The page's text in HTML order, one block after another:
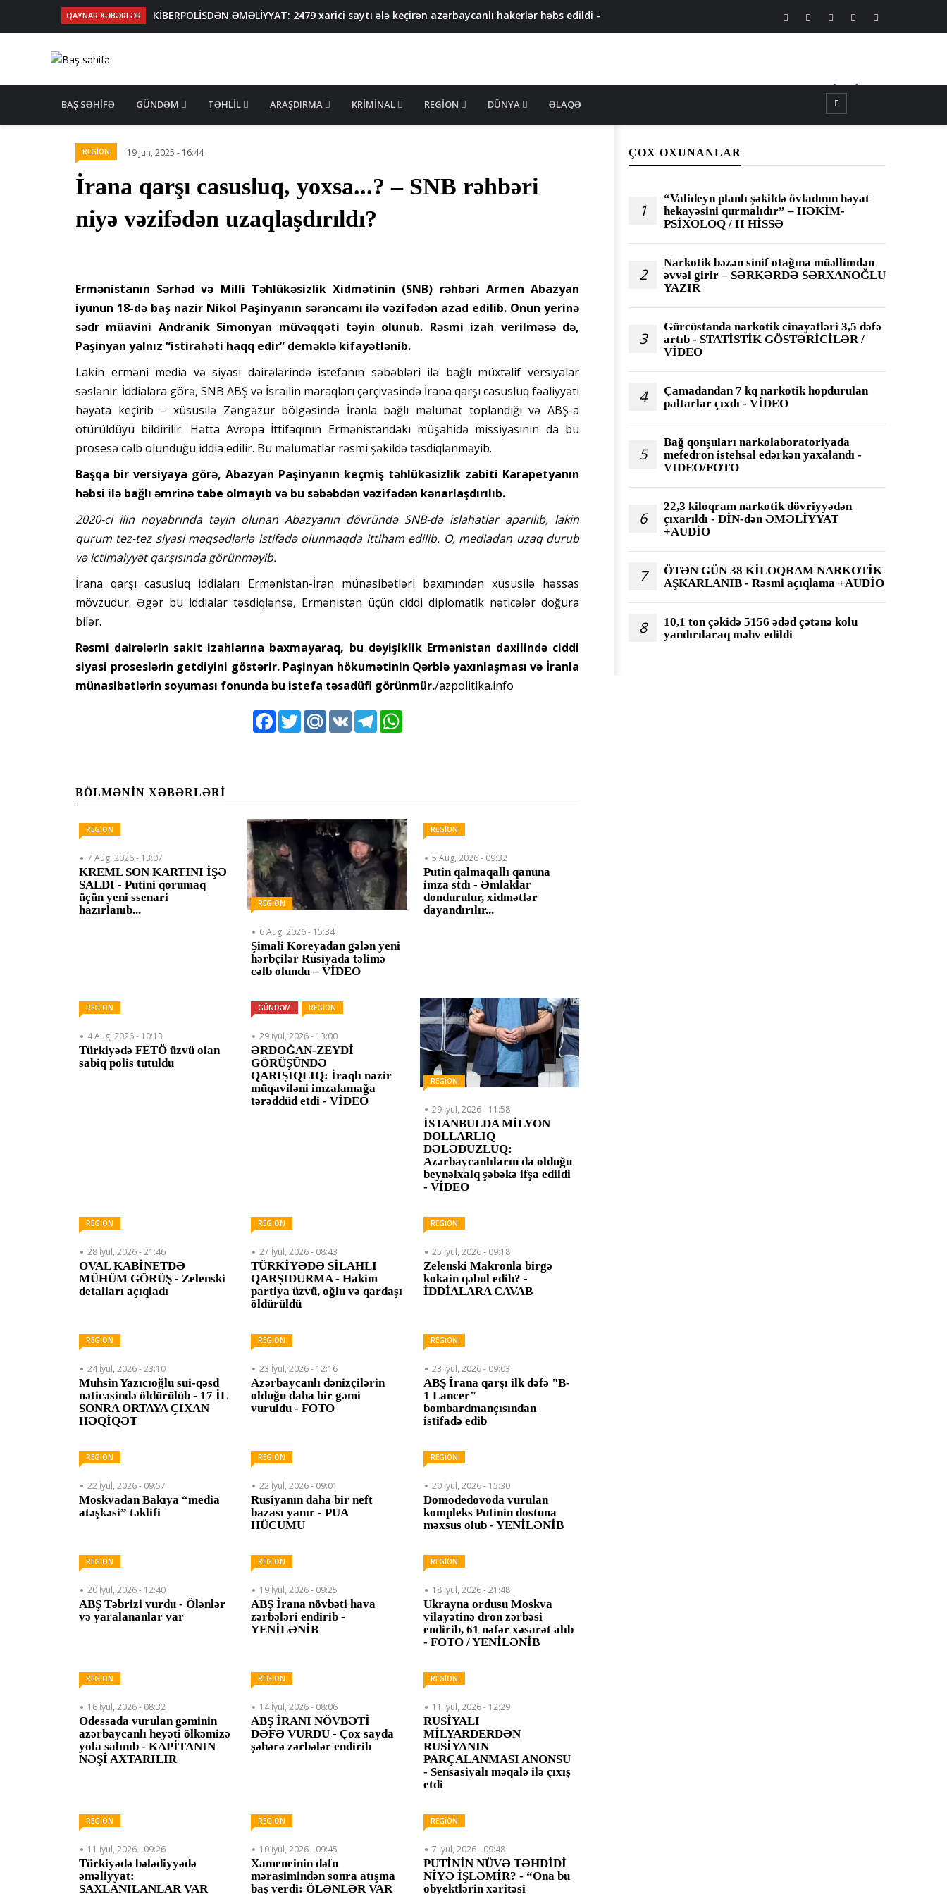
QAYNAR XƏBƏRLƏR
KİBERPOLİSDƏN ƏMƏLİYYAT: 2479 xarici saytı ələ keçirən azərbaycanlı hakerlər həbs edildi -
VİDEO
Malayziyadan idxal olunan qida məhsullarında uyğunsuzluq aşkarlandı - FOTO
CANLI┃TV
NAVIGATION
BAŞ SƏHIFƏ GÜNDƏM TƏHLIL ARAŞDIRMA KRIMINAL REGION DÜNYA ƏLAQƏ
REGİON 19 Jun, 2025 - 16:44
İrana qarşı casusluq, yoxsa...? – SNB rəhbəri
niyə vəzifədən uzaqlaşdırıldı?
Ermənistanın Sərhəd və Milli Təhlükəsizlik Xidmətinin (SNB) rəhbəri Armen Abazyan
iyunun 18-də baş nazir Nikol Paşinyanın sərəncamı ilə vəzifədən azad edilib. Onun yerinə
sədr müavini Andranik Simonyan müvəqqəti təyin olunub. Rəsmi izah verilməsə də,
Paşinyan yalnız “istirahəti haqq edir” deməklə kifayətlənib.
Lakin erməni media və siyasi dairələrində istefanın səbəbləri ilə bağlı müxtəlif versiyalar
səslənir. İddialara görə, SNB ABŞ və İsrailin maraqları çərçivəsində İrana qarşı casusluq fəaliyyəti
həyata keçirib – xüsusilə Zəngəzur bölgəsində İranla bağlı məlumat toplandığı və ABŞ-a
ötürüldüyü bildirilir. Hətta Avropa İttifaqının Ermənistandakı müşahidə missiyasının da bu
prosesə cəlb olunduğu iddia edilir. Bu məlumatlar rəsmi şəkildə təsdiqlənməyib.
Başqa bir versiyaya görə, Abazyan Paşinyanın keçmiş təhlükəsizlik zabiti Karapetyanın
həbsi ilə bağlı əmrinə tabe olmayıb və bu səbəbdən vəzifədən kənarlaşdırılıb.
2020-ci ilin noyabrında təyin olunan Abazyanın dövründə SNB-də islahatlar aparılıb, lakin
qurum tez-tez siyasi məqsədlərlə istifadə olunmaqda ittiham edilib. O, mediadan uzaq durub
və ictimaiyyət qarşısında görünməyib.
İrana qarşı casusluq iddiaları Ermənistan-İran münasibətləri baxımından xüsusilə həssas
mövzudur. Əgər bu iddialar təsdiqlənsə, Ermənistan üçün ciddi diplomatik nəticələr doğura
bilər.
Rəsmi dairələrin sakit izahlarına baxmayaraq, bu dəyişiklik Ermənistan daxilində ciddi
siyasi proseslərin getdiyini göstərir. Paşinyan hökumətinin Qərblə yaxınlaşması və İranla
münasibətlərin soyuması fonunda bu istefa təsadüfi görünmür./azpolitika.info
FacebookTwitterMail.RuVK Telegram
BÖLMƏNIN XƏBƏRLƏRI
REGİON
7 Aug, 2026 - 13:07
KREML SON KARTINI İŞƏ
SALDI - Putini qorumaq
üçün yeni ssenari
hazırlanıb...
REGİON
6 Aug, 2026 - 15:34
Şimali Koreyadan gələn yeni
hərbçilər Rusiyada təlimə
cəlb olundu – VİDEO
REGİON
5 Aug, 2026 - 09:32
Putin qalmaqallı qanuna
imza stdı - Əmlaklar
dondurulur, xidmətlər
dayandırılır...
REGİON
4 Aug, 2026 - 10:13
Türkiyədə FETÖ üzvü olan
sabiq polis tutuldu
GÜNDƏM REGİON
29 İyul, 2026 - 13:00
ƏRDOĞAN-ZEYDİ
GÖRÜŞÜNDƏ
QARIŞIQLIQ: İraqlı nazir
müqaviləni imzalamağa
tərəddüd etdi - VİDEO
REGİON
29 İyul, 2026 - 11:58
İSTANBULDA MİLYON
DOLLARLIQ
DƏLƏDUZLUQ:
Azərbaycanlıların da olduğu
beynəlxalq şəbəkə ifşa edildi
- VİDEO
REGİON
28 İyul, 2026 - 21:46
OVAL KABİNETDƏ
MÜHÜM GÖRÜŞ - Zelenski
detalları açıqladı
REGİON
27 İyul, 2026 - 08:43
TÜRKİYƏDƏ SİLAHLI
QARŞIDURMA - Hakim
partiya üzvü, oğlu və qardaşı
öldürüldü
REGİON
25 İyul, 2026 - 09:18
Zelenski Makronla birgə
kokain qəbul edib? -
İDDİALARA CAVAB
REGİON
24 İyul, 2026 - 23:10
Muhsin Yazıcıoğlu sui-qəsd
nəticəsində öldürülüb - 17 İL
SONRA ORTAYA ÇIXAN
HƏQİQƏT
REGİON
23 İyul, 2026 - 12:16
Azərbaycanlı dənizçilərin
olduğu daha bir gəmi
vuruldu - FOTO
REGİON
23 İyul, 2026 - 09:03
ABŞ İrana qarşı ilk dəfə "B-
1 Lancer"
bombardmançısından
istifadə edib
REGİON
22 İyul, 2026 - 09:57
Moskvadan Bakıya “media
atəşkəsi” təklifi
REGİON
22 İyul, 2026 - 09:01
Rusiyanın daha bir neft
bazası yanır - PUA
HÜCUMU
REGİON
20 İyul, 2026 - 15:30
Domodedovoda vurulan
kompleks Putinin dostuna
məxsus olub - YENİLƏNİB
REGİON
20 İyul, 2026 - 12:40
ABŞ Təbrizi vurdu - Ölənlər
və yaralananlar var
REGİON
19 İyul, 2026 - 09:25
ABŞ İrana növbəti hava
zərbələri endirib -
YENİLƏNİB
REGİON
18 İyul, 2026 - 21:48
Ukrayna ordusu Moskva
vilayətinə dron zərbəsi
endirib, 61 nəfər xəsarət alıb
- FOTO / YENİLƏNİB
REGİON
16 İyul, 2026 - 08:32
Odessada vurulan gəminin
azərbaycanlı heyəti ölkəmizə
yola salınıb - KAPİTANIN
NƏŞİ AXTARILIR
REGİON
14 İyul, 2026 - 08:06
ABŞ İRANI NÖVBƏTİ
DƏFƏ VURDU - Çox sayda
şəhərə zərbələr endirib
REGİON
11 İyul, 2026 - 12:29
RUSİYALI
MİLYARDERDƏN
RUSİYANIN
PARÇALANMASI ANONSU
- Sensasiyalı məqalə ilə çıxış
etdi
REGİON
11 İyul, 2026 - 09:26
Türkiyədə bələdiyyədə
əməliyyat:
SAXLANILANLAR VAR
REGİON
10 İyul, 2026 - 09:45
Xameneinin dəfn
mərasimindən sonra atışma
baş verdi: ÖLƏNLƏR VAR
REGİON
7 İyul, 2026 - 09:48
PUTİNİN NÜVƏ TƏHDİDİ
NİYƏ İŞLƏMİR? - “Ona bu
obyektlərin xəritəsi
ÇOX OXUNANLAR
1
“Valideyn planlı şəkildə övladının həyat
hekayəsini qurmalıdır” – HƏKİM-
PSİXOLOQ / II HİSSƏ
2
Narkotik bəzən sinif otağına müəllimdən
əvvəl girir – SƏRKƏRDƏ SƏRXANOĞLU
YAZIR
3
Gürcüstanda narkotik cinayətləri 3,5 dəfə
artıb - STATİSTİK GÖSTƏRİCİLƏR /
VİDEO
4
Çamadandan 7 kq narkotik hopdurulan
paltarlar çıxdı - VİDEO
5
Bağ qonşuları narkolaboratoriyada
mefedron istehsal edərkən yaxalandı -
VIDEO/FOTO
6
22,3 kiloqram narkotik dövriyyədən
çıxarıldı - DİN-dən ƏMƏLİYYAT
+AUDİO
7
ÖTƏN GÜN 38 KİLOQRAM NARKOTİK
AŞKARLANIB - Rəsmi açıqlama +AUDİO
8
10,1 ton çəkidə 5156 ədəd çətənə kolu
yandırılaraq məhv edildi